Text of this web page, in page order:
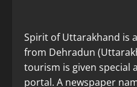
Spirit of Uttarakhand is
from Dehradun
tourism is given special
portal. A newspaper